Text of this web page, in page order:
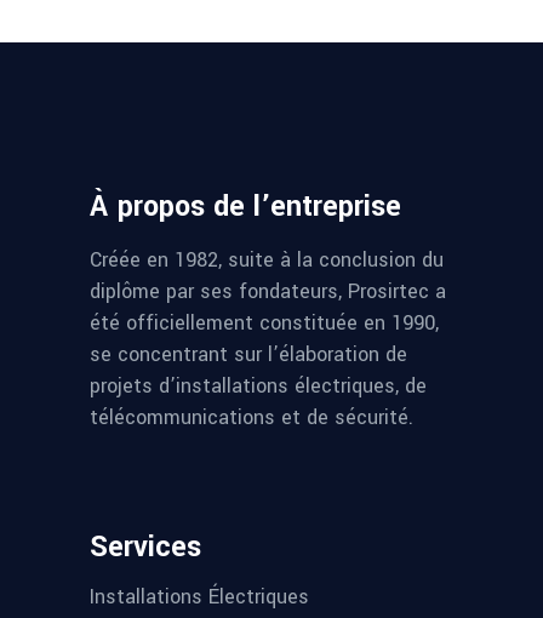
À propos de l’entreprise
Créée en 1982, suite à la conclusion du
diplôme par ses fondateurs, Prosirtec a
été officiellement constituée en 1990,
se concentrant sur l’élaboration de
projets d’installations électriques, de
télécommunications et de sécurité.
Services
Installations Électriques